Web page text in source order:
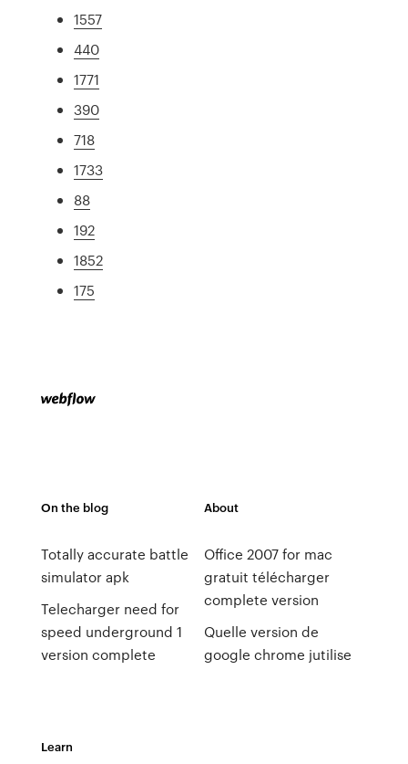
1557
440
1771
390
718
1733
88
192
1852
175
On the blog
Totally accurate battle
simulator apk
Telecharger need for
speed underground 1
version complete
About
Office 2007 for mac
gratuit télécharger
complete version
Quelle version de
google chrome jutilise
Learn